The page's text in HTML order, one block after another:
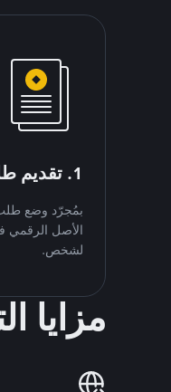
1. تقديم طلب
بمُجرّد وضع
لشخص.